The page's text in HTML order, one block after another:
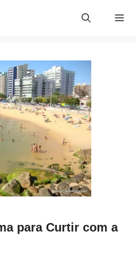
para Curtir com a